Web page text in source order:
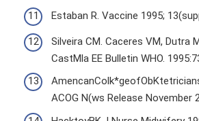
Estaban R. Vaccine 1995;
Silveira CM. Caceres VM, Dutra
CastMla EE Bulletin WHO.
ACOG N(ws Release November